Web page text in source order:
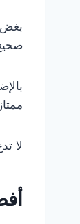
بغض
لا